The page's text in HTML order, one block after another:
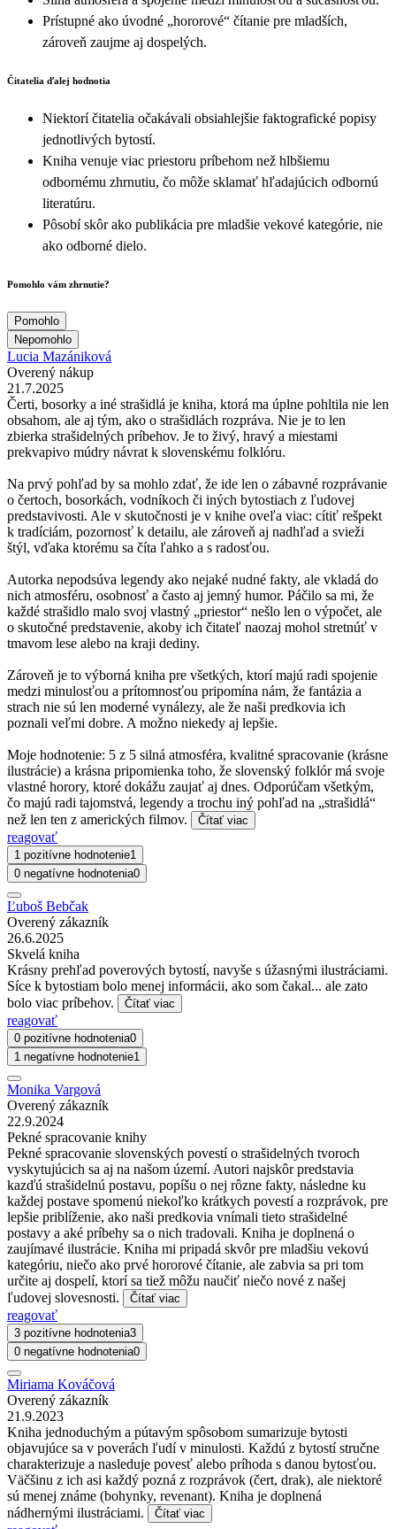
Prístupné ako úvodné „hororové“ čítanie pre mladších,
zároveň zaujme aj dospelých.
Čitatelia ďalej hodnotia
Niektorí čitatelia očakávali obsiahlejšie faktografické popisy
jednotlivých bytostí.
Kniha venuje viac priestoru príbehom než hlbšiemu
odbornému zhrnutiu, čo môže sklamať hľadajúcich odbornú
literatúru.
Pôsobí skôr ako publikácia pre mladšie vekové kategórie, nie
ako odborné dielo.
Pomohlo vám zhrnutie?
Pomohlo
Nepomohlo
Lucia Mazániková
Overený nákup
21.7.2025
Čerti, bosorky a iné strašidlá je kniha, ktorá ma úplne pohltila nie len
obsahom, ale aj tým, ako o strašidlách rozpráva. Nie je to len
zbierka strašidelných príbehov. Je to živý, hravý a miestami
prekvapivo múdry návrat k slovenskému folklóru.
Na prvý pohľad by sa mohlo zdať, že ide len o zábavné rozprávanie
o čertoch, bosorkách, vodníkoch či iných bytostiach z ľudovej
predstavivosti. Ale v skutočnosti je v knihe oveľa viac: cítiť rešpekt
k tradíciám, pozornosť k detailu, ale zároveň aj nadhľad a svieži
štýl, vďaka ktorému sa číta ľahko a s radosťou.
Autorka nepodsúva legendy ako nejaké nudné fakty, ale vkladá do
nich atmosféru, osobnosť a často aj jemný humor. Páčilo sa mi, že
každé strašidlo malo svoj vlastný „priestor“ nešlo len o výpočet, ale
o skutočné predstavenie, akoby ich čitateľ naozaj mohol stretnúť v
tmavom lese alebo na kraji dediny.
Zároveň je to výborná kniha pre všetkých, ktorí majú radi spojenie
medzi minulosťou a prítomnosťou pripomína nám, že fantázia a
strach nie sú len moderné vynálezy, ale že naši predkovia ich
poznali veľmi dobre. A možno niekedy aj lepšie.
Moje hodnotenie: 5 z 5 silná atmosféra, kvalitné spracovanie (krásne
ilustrácie) a krásna pripomienka toho, že slovenský folklór má svoje
vlastné horory, ktoré dokážu zaujať aj dnes. Odporúčam všetkým,
čo majú radi tajomstvá, legendy a trochu iný pohľad na „strašidlá“
než len ten z amerických filmov.
Čítať viac
reagovať
1 pozitívne hodnotenie1
0 negatívne hodnotenia0
Ľuboš Bebčak
Overený zákazník
26.6.2025
Skvelá kniha
Krásny prehľad poverových bytostí, navyše s úžasnými ilustráciami.
Síce k bytostiam bolo menej informácii, ako som čakal... ale zato
bolo viac príbehov.
Čítať viac
reagovať
0 pozitívne hodnotenia0
1 negatívne hodnotenie1
Monika Vargová
Overený zákazník
22.9.2024
Pekné spracovanie knihy
Pekné spracovanie slovenských povestí o strašidelných tvoroch
vyskytujúcich sa aj na našom území. Autori najskôr predstavia
kazďú strašidelnú postavu, popíšu o nej rôzne fakty, následne ku
každej postave spomenú niekoľko krátkych povestí a rozprávok, pre
lepšie priblíženie, ako naši predkovia vnímali tieto strašidelné
postavy a aké príbehy sa o nich tradovali. Kniha je doplnená o
zaujímavé ilustrácie. Kniha mi pripadá skvôr pre mladšiu vekovú
kategóriu, niečo ako prvé hororové čítanie, ale zabvia sa pri tom
určite aj dospelí, ktorí sa tiež môžu naučiť niečo nové z našej
ľudovej slovesnosti.
Čítať viac
reagovať
3 pozitívne hodnotenia3
0 negatívne hodnotenia0
Miriama Kováčová
Overený zákazník
21.9.2023
Kniha jednoduchým a pútavým spôsobom sumarizuje bytosti
objavujúce sa v poverách ľudí v minulosti. Každú z bytostí stručne
charakterizuje a nasleduje povesť alebo príhoda s danou bytosťou.
Väčšinu z ich asi každý pozná z rozprávok (čert, drak), ale niektoré
sú menej známe (bohynky, revenant). Kniha je doplnená
nádhernými ilustráciami.
Čítať viac